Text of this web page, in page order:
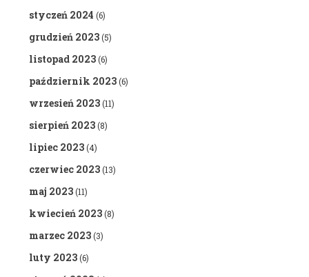
styczeń 2024 (6)
grudzień 2023(5)
listopad 2023(6)
październik 2023(6)
wrzesień 2023(11)
sierpień 2023(8)
lipiec 2023(4)
czerwiec 2023(13)
maj 2023(11)
kwiecień 2023(8)
marzec 2023(3)
luty 2023(6)